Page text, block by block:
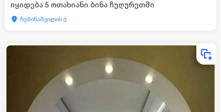
იყიდება 5 ოთახიანი ბინა ჩუღურეთში
ჩუბინაშვილის ქ.